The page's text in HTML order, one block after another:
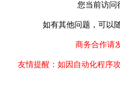
您当前访问
如有其他问题，可以
商务合作请
友情提醒：如因自动化程序